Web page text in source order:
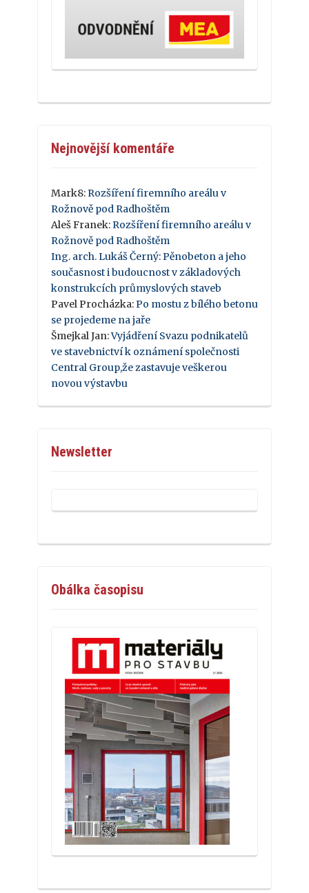
Nejnovější komentáře
Mark8: Rozšíření firemního areálu v
Rožnově pod Radhoštěm
Aleš Franek: Rozšíření firemního areálu v
Rožnově pod Radhoštěm
Ing. arch. Lukáš Černý: Pěnobeton a jeho
současnost i budoucnost v základových
konstrukcích průmyslových staveb
Pavel Procházka: Po mostu z bílého betonu
se projedeme na jaře
Šmejkal Jan:Vyjádření Svazu podnikatelů
ve stavebnictví k oznámení společnosti
Central Group,že zastavuje veškerou
novou výstavbu
Newsletter
Obálka časopisu